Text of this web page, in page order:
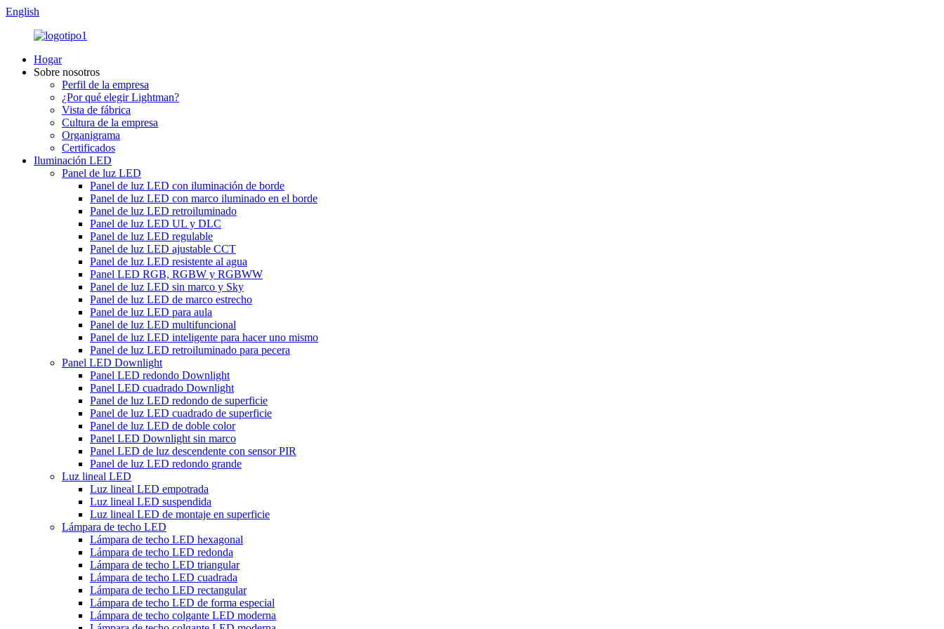
English
Hogar
Sobre nosotros
Perfil de la empresa
¿Por qué elegir Lightman?
Vista de fábrica
Cultura de la empresa
Organigrama
Certificados
Iluminación LED
Panel de luz LED
Panel de luz LED con iluminación de borde
Panel de luz LED con marco iluminado en el borde
Panel de luz LED retroiluminado
Panel de luz LED UL y DLC
Panel de luz LED regulable
Panel de luz LED ajustable CCT
Panel de luz LED resistente al agua
Panel LED RGB, RGBW y RGBWW
Panel de luz LED sin marco y Sky
Panel de luz LED de marco estrecho
Panel de luz LED para aula
Panel de luz LED multifuncional
Panel de luz LED inteligente para hacer uno mismo
Panel de luz LED retroiluminado para pecera
Panel LED Downlight
Panel LED redondo Downlight
Panel LED cuadrado Downlight
Panel de luz LED redondo de superficie
Panel de luz LED cuadrado de superficie
Panel de luz LED de doble color
Panel LED Downlight sin marco
Panel LED de luz descendente con sensor PIR
Panel de luz LED redondo grande
Luz lineal LED
Luz lineal LED empotrada
Luz lineal LED suspendida
Luz lineal LED de montaje en superficie
Lámpara de techo LED
Lámpara de techo LED hexagonal
Lámpara de techo LED redonda
Lámpara de techo LED triangular
Lámpara de techo LED cuadrada
Lámpara de techo LED rectangular
Lámpara de techo LED de forma especial
Lámpara de techo colgante LED moderna